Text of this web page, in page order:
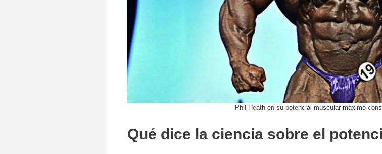
Phil Heath en su potencial muscular máximo
Qué dice la ciencia sobre el